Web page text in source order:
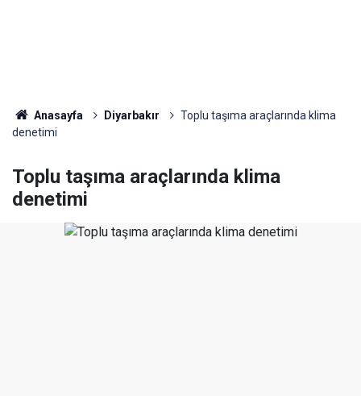
Anasayfa Diyarbakır
Toplu taşıma araçlarında klima
denetimi
Toplu taşıma araçlarında klima
denetimi